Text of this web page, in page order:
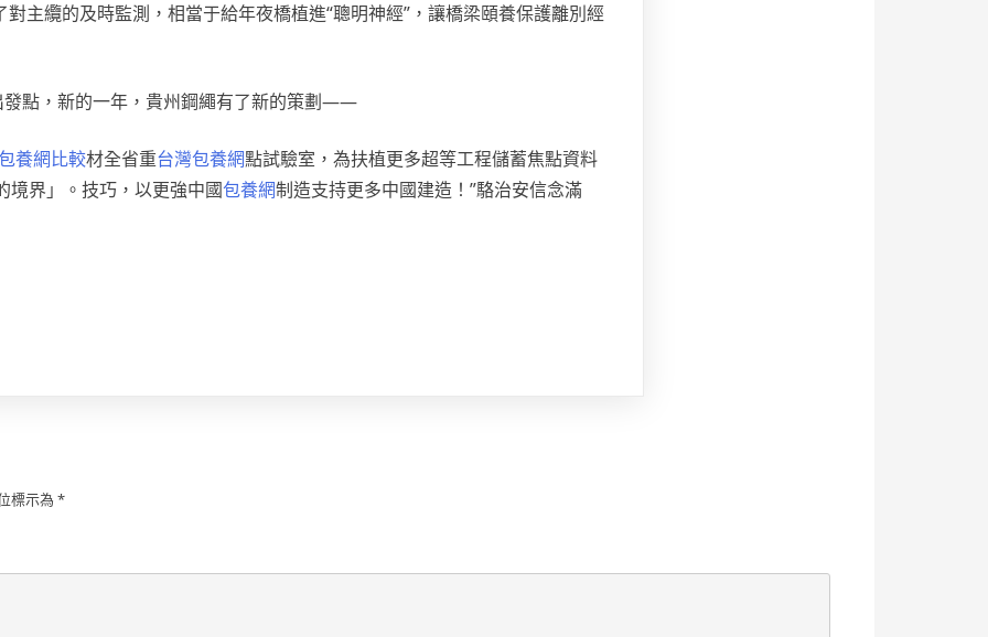
主纜的及時監測，相當于給年夜橋植進“聰明神經”，讓橋梁頤養保護離別經
發點，新的一年，貴州鋼繩有了新的策劃——
養網比較材全省重台灣包養網點試驗室，為扶植更多超等工程儲蓄焦點資料
界」。技巧，以更強中國包養網制造支持更多中國建造！”駱治安信念滿
標示為*